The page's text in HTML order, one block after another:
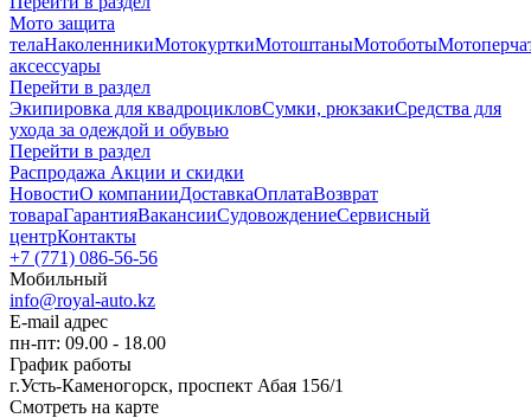
Мото защита
телаНаколенникиМотокурткиМотоштаныМотоботы
аксессуары
Перейти в раздел
Экипировка для квадроцикловСумки, рюкзакиСредства для
ухода за одеждой и обувью
Перейти в раздел
Распродажа Акции и скидки
НовостиО компанииДоставкаОплатаВозврат
товараГарантияВакансииСудовождениеСервисный
центрКонтакты
+7 (771) 086-56-56
Мобильный
info@royal-auto.kz
E-mail адрес
пн-пт: 09.00 - 18.00
График работы
г.Усть-Каменогорск, проспект Абая 156/1
Смотреть на карте